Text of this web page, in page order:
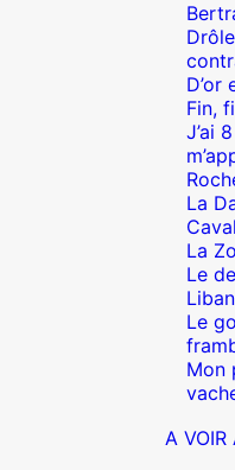
D’or
Fin,
J’ai
La
La
Le
Liban
Le
Mon
A VOIR